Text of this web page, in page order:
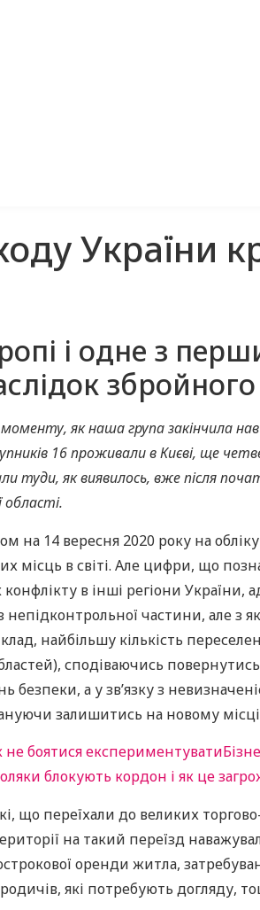
України
і одне з
як наша група закінчила
16 проживали в Києві, ще
туди, як виявилось, вже після
на 14 вересня 2020 року на
місць в світі. Але цифри, що
в інші регіони
непідконтрольної частини, але
найбільшу кількість
сподіваючись
а у зв’язку з
залишитись на новому
боятися експериментувати
блокують кордон і як це
що переїхали до великих
на такий переїзд
оренди житла,
які потребують догляду,